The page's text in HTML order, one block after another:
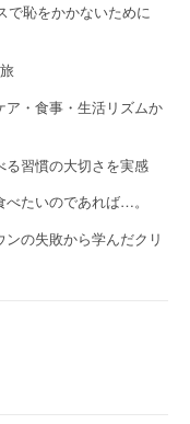
恥をかかないために
ア・食事・生活リズムか
習慣の大切さを実感
たいのであれば…。
の失敗から学んだクリ